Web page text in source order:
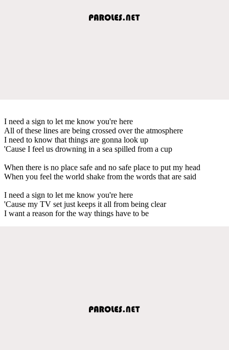
I need a sign to let me know you're here
All of these lines are being crossed over the atmosphere
I need to know that things are gonna look up
'Cause I feel us drowning in a sea spilled from a cup
When there is no place safe and no safe place to put my head
When you feel the world shake from the words that are said
I need a sign to let me know you're here
'Cause my TV set just keeps it all from being clear
I want a reason for the way things have to be